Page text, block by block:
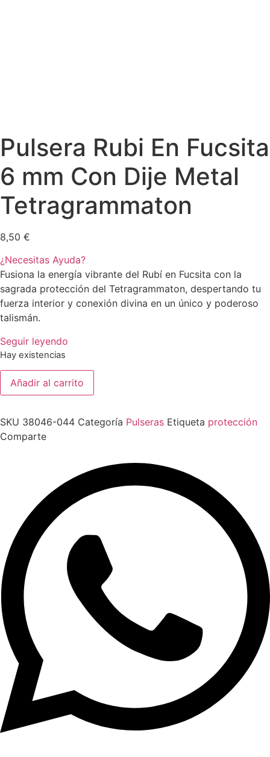
Pulsera Rubi En Fucsita
6 mm Con Dije Metal
Tetragrammaton
8,50 €
¿Necesitas Ayuda?
Fusiona la energía vibrante del Rubí en Fucsita con la
sagrada protección del Tetragrammaton, despertando tu
fuerza interior y conexión divina en un único y poderoso
talismán.
Seguir leyendo
Hay existencias
Pulsera
Rubi
En
mm
Con
Dije
Añadir al carrito
SKU 38046-044 Categoría Pulseras Etiqueta protección
Comparte